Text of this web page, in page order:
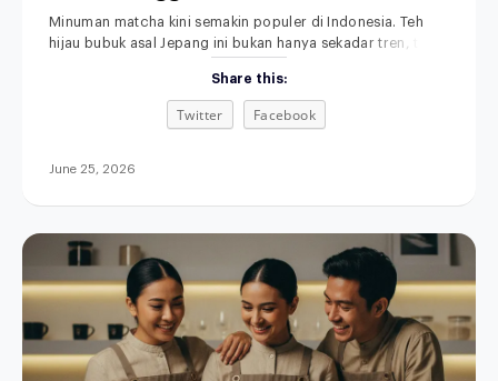
Minuman matcha kini semakin populer di Indonesia. Teh
hijau bubuk asal Jepang ini bukan hanya sekadar tren, tapi
di kalangan anak muda dan pecinta minuman sehat.
Rasanya yang khas, aromanya yang menenangkan, serta
tampilannya yang estetik membuat minuman matcha bukan
Share this:
Twitter Facebook
June 25, 2026